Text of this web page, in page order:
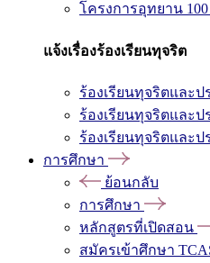
โครงการอุทยาน
แจ้งเรื่องร้องเรียนทุจริต
ร้องเรียนทุจริตและ
ร้องเรียนทุจริตและ
ร้องเรียนทุจริตและ
การศึกษา
ย้อนกลับ
การศึกษา
หลักสูตรที่เปิดสอน
สมัครเข้าศึกษา